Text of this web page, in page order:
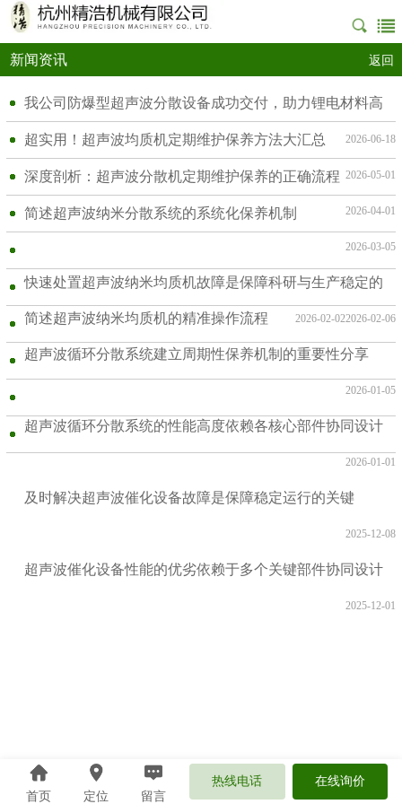
新闻资讯 返回
我公司防爆型超声波分散设备成功交付，助力锂电材料高
效生产 2026-06-18
超实用！超声波均质机定期维护保养方法大汇总
2026-05-01
深度剖析：超声波分散机定期维护保养的正确流程
2026-04-01
简述超声波纳米分散系统的系统化保养机制
2026-03-05
快速处置超声波纳米均质机故障是保障科研与生产稳定的
关键 2026-02-06
简述超声波纳米均质机的精准操作流程 2026-02-02
超声波循环分散系统建立周期性保养机制的重要性分享
2026-01-05
超声波循环分散系统的性能高度依赖各核心部件协同设计
2026-01-01
及时解决超声波催化设备故障是保障稳定运行的关键
2025-12-08
超声波催化设备性能的优劣依赖于多个关键部件协同设计
2025-12-01
首页 定位 留言
热线电话 在线询价